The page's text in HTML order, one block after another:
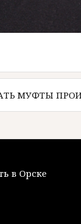
МУФТЫ
в Орске